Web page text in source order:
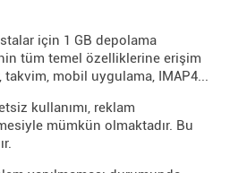
için 1 GB depolama
tüm temel özelliklerine erişim
takvim, mobil uygulama, IMAP4...
kullanımı, reklam
mümkün olmaktadır. Bu